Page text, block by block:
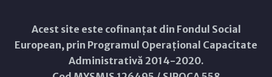
Acest site este cofinanțat din Fondul Social
European, prin Programul Operațional Capacitate
Administrativă 2014-2020.